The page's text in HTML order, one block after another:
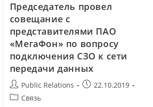
Председатель провел
совещание с
представителями ПАО
«МегаФон» по вопросу
подключения СЗО к сети
передачи данных
Public Relations
22.10.2019
Связь